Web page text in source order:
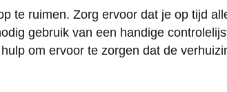
te ruimen. Zorg ervoor dat je op tijd
gebruik van een handige
om ervoor te zorgen dat de